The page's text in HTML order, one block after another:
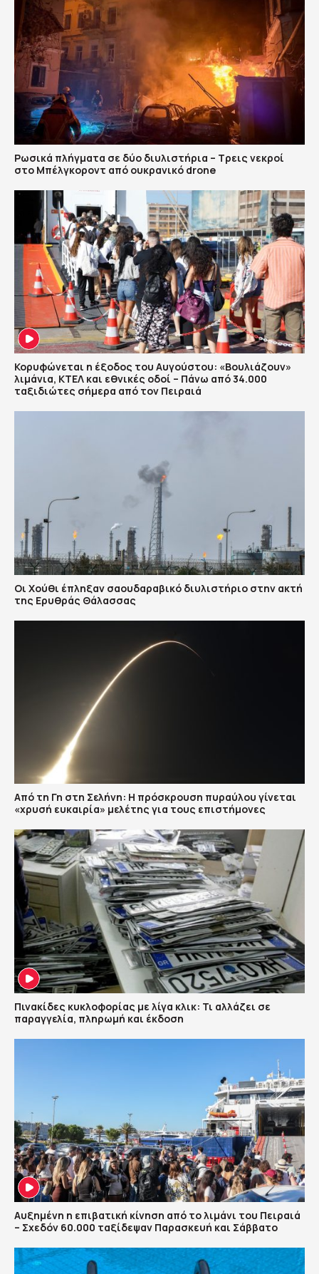
Ρωσικά πλήγματα σε δύο διυλιστήρια – Τρεις νεκροί
στο Μπέλγκοροντ από ουκρανικό drone
Κορυφώνεται η έξοδος του Αυγούστου: «Βουλιάζουν»
λιμάνια, ΚΤΕΛ και εθνικές οδοί – Πάνω από 34.000
ταξιδιώτες σήμερα από τον Πειραιά
Οι Χούθι έπληξαν σαουδαραβικό διυλιστήριο στην ακτή
της Ερυθράς Θάλασσας
Από τη Γη στη Σελήνη: Η πρόσκρουση πυραύλου γίνεται
«χρυσή ευκαιρία» μελέτης για τους επιστήμονες
Πινακίδες κυκλοφορίας με λίγα κλικ: Τι αλλάζει σε
παραγγελία, πληρωμή και έκδοση
Αυξημένη η επιβατική κίνηση από το λιμάνι του Πειραιά
– Σχεδόν 60.000 ταξίδεψαν Παρασκευή και Σάββατο